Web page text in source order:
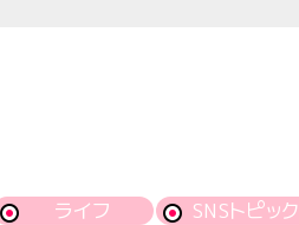
ライフ SNSトピック